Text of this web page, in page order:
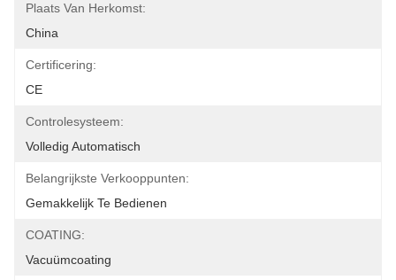
Plaats Van Herkomst:
China
Certificering:
CE
Controlesysteem:
Volledig Automatisch
Belangrijkste Verkooppunten:
Gemakkelijk Te Bedienen
COATING:
Vacuümcoating